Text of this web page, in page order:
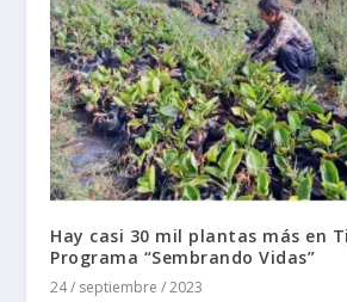
Hay casi 30 mil plantas más en
Programa “Sembrando Vidas”
24 / septiembre / 2023